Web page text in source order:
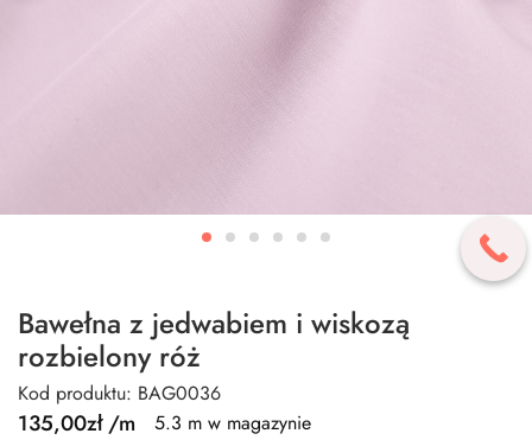
Bawełna z jedwabiem i wiskozą
rozbielony róż
Kod produktu: BAG0036
135,00zł/m
5.3 m w magazynie